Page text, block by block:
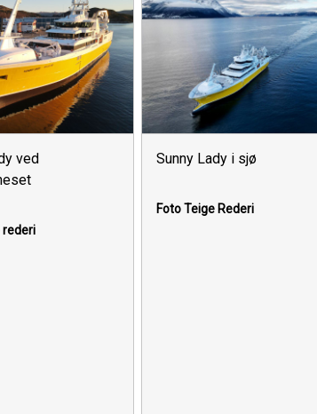
ved
rederi
Sunny Lady i sjø
Foto Teige Rederi